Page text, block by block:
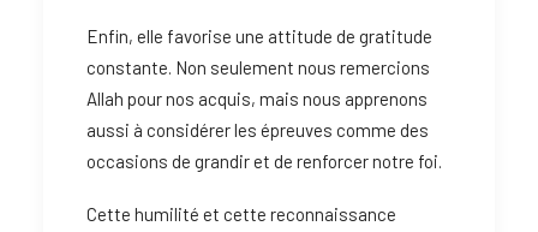
Enfin, elle favorise une attitude de gratitude
constante. Non seulement nous remercions
Allah pour nos acquis, mais nous apprenons
aussi à considérer les épreuves comme des
occasions de grandir et de renforcer notre foi.
Cette humilité et cette reconnaissance